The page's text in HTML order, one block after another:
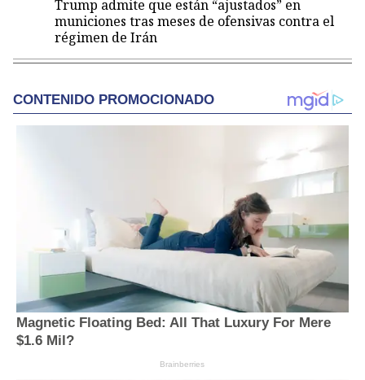
Trump admite que están “ajustados” en
municiones tras meses de ofensivas contra el
régimen de Irán